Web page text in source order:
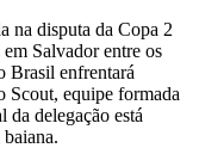
na disputa da Copa 2
Salvador entre os
Brasil enfrentará
Scout, equipe formada
da delegação está